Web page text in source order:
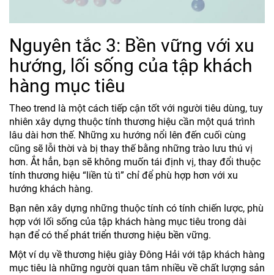
Nguyên tắc 3: Bền vững với xu
hướng, lối sống của tập khách
hàng mục tiêu
Theo trend là một cách tiếp cận tốt với người tiêu dùng, tuy
nhiên xây dựng thuộc tính thương hiệu cần một quá trình
lâu dài hơn thế. Những xu hướng nổi lên đến cuối cùng
cũng sẽ lỗi thời và bị thay thế bằng những trào lưu thú vị
hơn. Ắt hẳn, bạn sẽ không muốn tái định vị, thay đổi thuộc
tính thương hiệu “liền tù tì” chỉ để phù hợp hơn với xu
hướng khách hàng.
Bạn nên xây dựng những thuộc tính có tính chiến lược, phù
hợp với lối sống của tập khách hàng mục tiêu trong dài
hạn để có thể phát triển thương hiệu bền vững.
Một ví dụ về thương hiệu giày Đông Hải với tập khách hàng
mục tiêu là những người quan tâm nhiều về chất lượng sản